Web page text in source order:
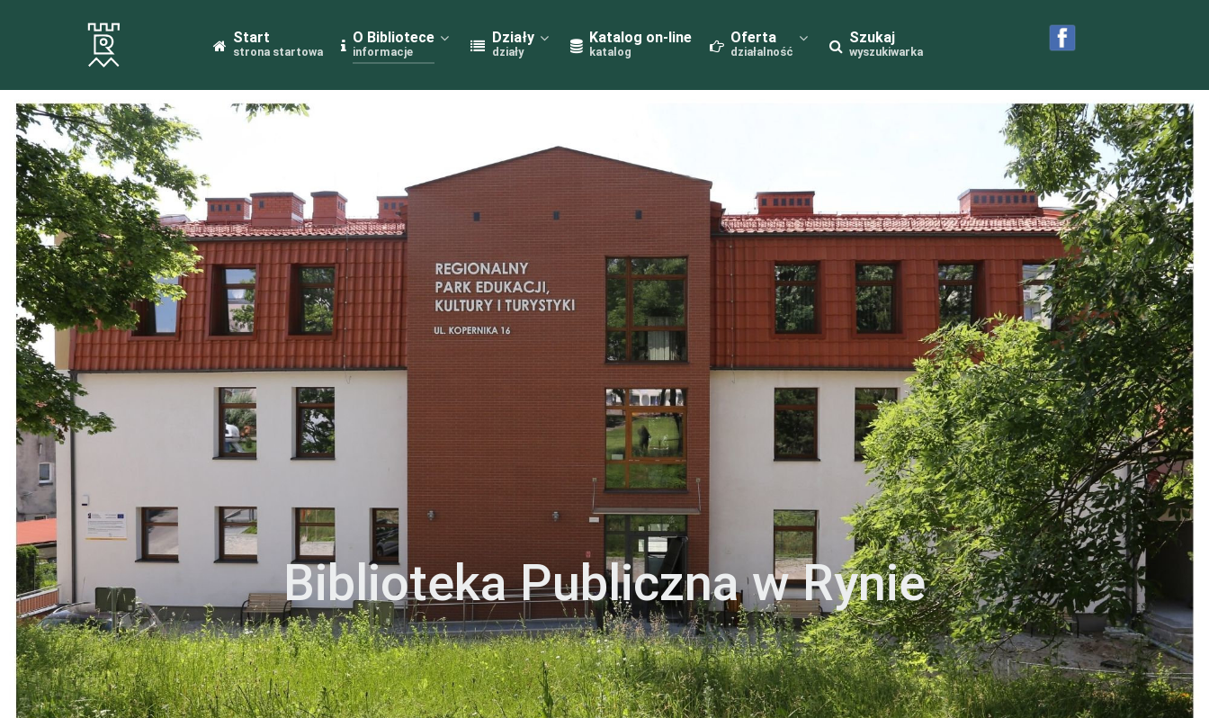
Start
strona startowa
O Bibliotece
informacje
Działy
działy
Katalog on-line
katalog
Oferta
działalność
Szukaj
wyszukiwarka
Biblioteka Publiczna w Rynie